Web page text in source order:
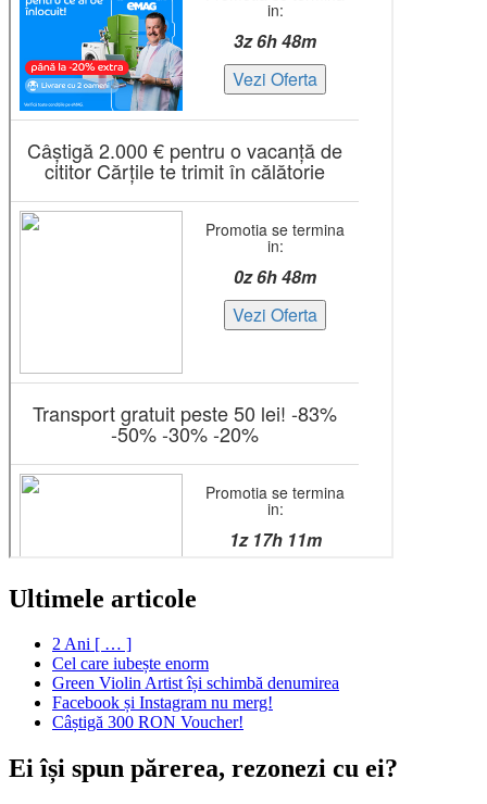
Ultimele articole
2 Ani [ … ]
Cel care iubește enorm
Green Violin Artist își schimbă denumirea
Facebook și Instagram nu merg!
Câștigă 300 RON Voucher!
Ei își spun părerea, rezonezi cu ei?